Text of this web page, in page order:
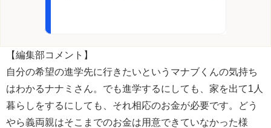
【編集部コメント】
自分の希望の進学先に行きたいというマナブくんの気持ち
はわかるナナミさん。でも進学するにしても、家を出て1人
暮らしをするにしても、それ相応のお金が必要です。どう
やら義両親はそこまでのお金は用意できていなかった様